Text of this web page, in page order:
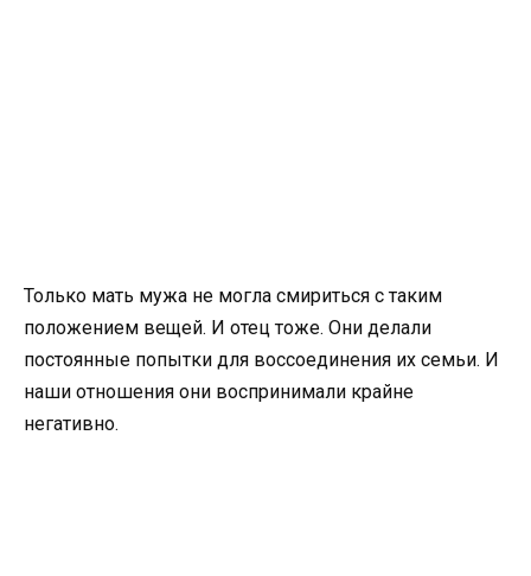
Только мать мужа не могла смириться с таким
положением вещей. И отец тоже. Они делали
постоянные попытки для воссоединения их семьи. И
наши отношения они воспринимали крайне
негативно.